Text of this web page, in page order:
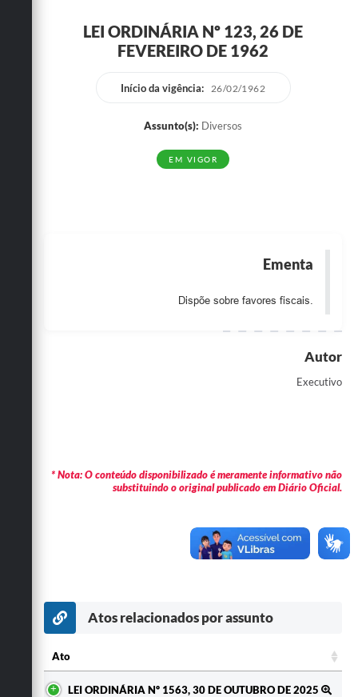
Legislação
Contato
LEI ORDINÁRIA Nº 123, 26 DE
FEVEREIRO DE 1962
Início da vigência: 26/02/1962
Assunto(s): Diversos
EM VIGOR
Ementa
Dispõe sobre favores fiscais.
Autor
Executivo
* Nota: O conteúdo disponibilizado é meramente informativo não
substituindo o original publicado em Diário Oficial.
Atos relacionados por assunto
Ato
LEI ORDINÁRIA Nº 1563, 30 DE OUTUBRO DE 2025